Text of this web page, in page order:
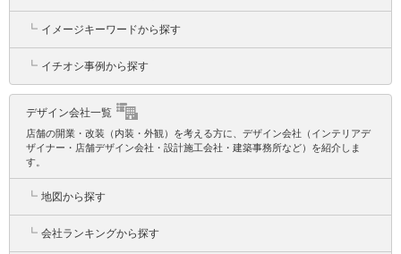
┗ イメージキーワードから探す
┗ イチオシ事例から探す
デザイン会社一覧
店舗の開業・改装（内装・外観）を考える方に、デザイン会社（インテリアデ
ザイナー・店舗デザイン会社・設計施工会社・建築事務所など）を紹介しま
す。
┗ 地図から探す
┗ 会社ランキングから探す